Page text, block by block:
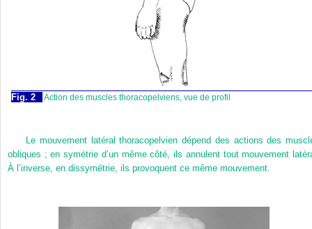
Fig. 2 Action des muscles thoracopelviens, vue de profil
Le mouvement latéral thoracopelvien dépend des actions des
obliques ; en symétrie d’un même côté, ils annulent tout mouvement
À l’inverse, en dissymétrie, ils provoquent ce même mouvement.